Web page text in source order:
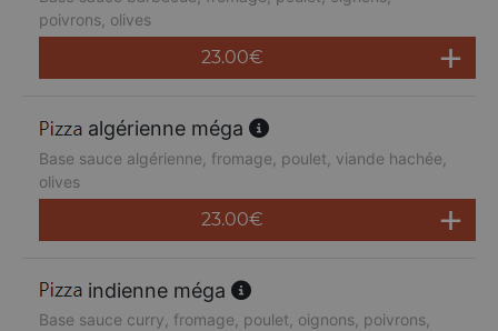
poivrons, olives
23.00€
algérienne méga
Base sauce algérienne, fromage, poulet, viande hachée,
olives
23.00€
indienne méga
Base sauce curry, fromage, poulet, oignons, poivrons,